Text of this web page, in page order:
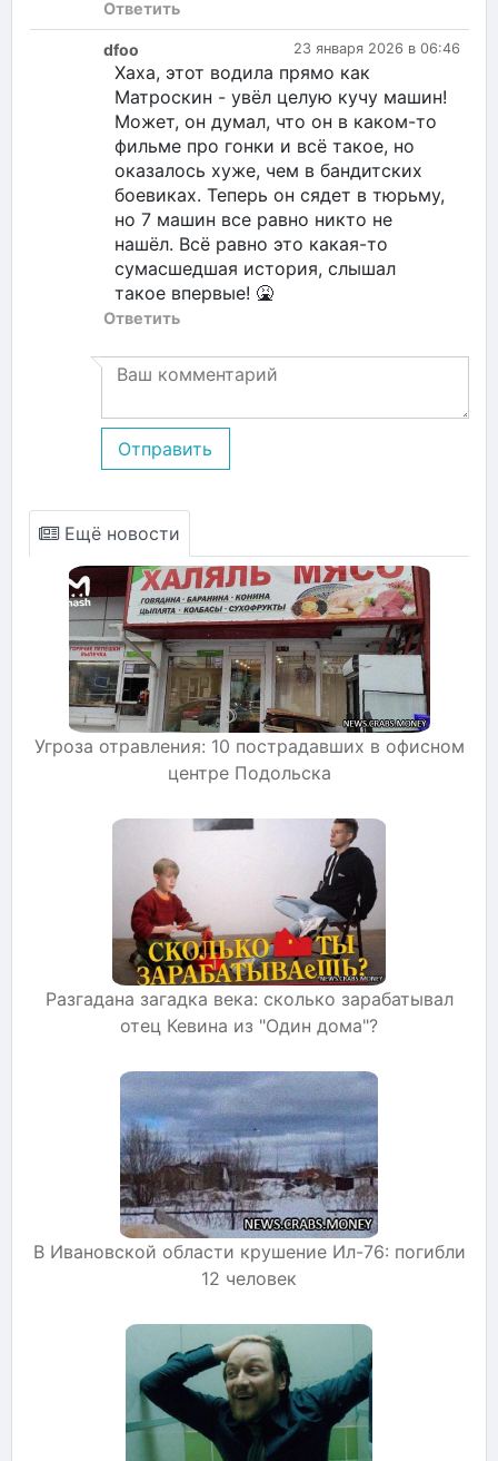
Ответить
23 января 2026 в 06:46
dfoo
Хаха, этот водила прямо как
Матроскин - увёл целую кучу машин!
Может, он думал, что он в каком-то
фильме про гонки и всё такое, но
оказалось хуже, чем в бандитских
боевиках. Теперь он сядет в тюрьму,
но 7 машин все равно никто не
нашёл. Всё равно это какая-то
сумасшедшая история, слышал
такое впервые! 🤮
Ответить
Отправить
Ещё новости
Угроза отравления: 10 пострадавших в офисном
центре Подольска
Разгадана загадка века: сколько зарабатывал
отец Кевина из "Один дома"?
В Ивановской области крушение Ил-76: погибли
12 человек